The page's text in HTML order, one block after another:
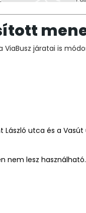
járatai is
László utca és a
nem lesz használható.